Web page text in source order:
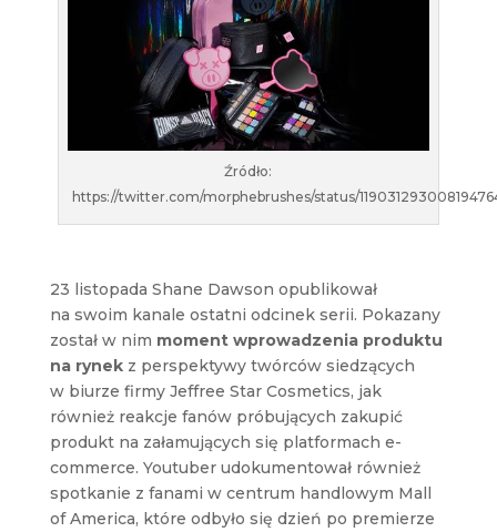
Źródło:
https://twitter.com/morphebrushes/status/
23 listopada Shane Dawson opublikował
na swoim kanale ostatni odcinek serii. Pokazany
został w nim moment wprowadzenia produktu
na rynekz perspektywy twórców siedzących
w biurze firmy Jeffree Star Cosmetics, jak
również reakcje fanów próbujących zakupić
produkt na załamujących się platformach e-
commerce. Youtuber udokumentował również
spotkanie z fanami w centrum handlowym Mall
of America, które odbyło się dzień po premierze